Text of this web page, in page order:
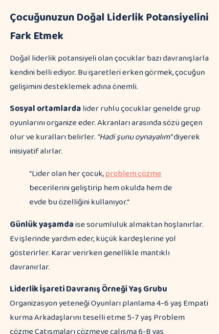
Çocuğunuzun Doğal Liderlik Potansiyelini
Fark Etmek
Doğal liderlik potansiyeli olan çocuklar bazı davranışlarla
kendini belli ediyor. Bu işaretleri erken görmek, çocuğun
gelişimini desteklemek adına önemli.
Sosyal ortamlardalider ruhlu çocuklar genelde grup
oyunlarını organize eder. Akranları arasında sözü geçen
olur ve kuralları belirler. "Hadi şunu oynayalım"diyerek
inisiyatif alırlar.
"Lider olan her çocuk,problem çözme
becerilerini geliştirip hem okulda hem de
evde bu özelliğini kullanıyor."
Günlük yaşamdaise sorumluluk almaktan hoşlanırlar.
Ev işlerinde yardım eder, küçük kardeşlerine yol
gösterirler. Karar verirken genellikle mantıklı
davranırlar.
Liderlik İşaretiDavranış ÖrneğiYaş Grubu
Organizasyon yeteneği Oyunları planlama 4-6 yaş Empati
kurma Arkadaşlarını teselli etme 5-7 yaş Problem